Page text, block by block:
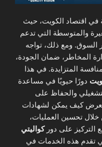
في اقتصاد الكويت، حيث
والمتوسطة التي تدعم
السوق. ومع ذلك، تواجه
المخاطر، ضمان الجودة،
المتزايدة. في هذا
دورًا حيويًا في مساعدة
والحفاظ على
كيف يمكن لشهادات
خلال تحسين العمليات،
التركيز على دوركواليتي
تقدم هذه الخدمات في